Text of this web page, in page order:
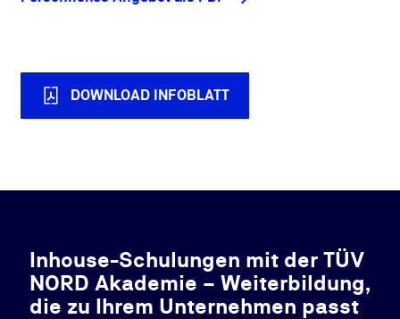
DOWNLOAD INFOBLATT
Inhouse-Schulungen mit der TÜV
NORD Akademie – Weiterbildung,
die zu Ihrem Unternehmen passt